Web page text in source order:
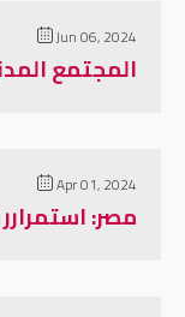
Jun 06, 2024
المجتمع
Apr 01, 2024
مصر: